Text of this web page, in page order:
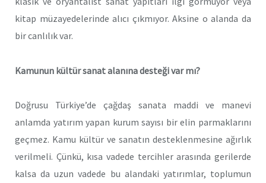
kitap müzayedelerinde alıcı çıkmıyor. Aksine o alanda da
bir canlılık var.
Kamunun kültür sanat alanına desteği var mı?
Doğrusu Türkiye’de çağdaş sanata maddi ve manevi
anlamda yatırım yapan kurum sayısı bir elin parmaklarını
geçmez. Kamu kültür ve sanatın desteklenmesine ağırlık
verilmeli. Çünkü, kısa vadede tercihler arasında gerilerde
kalsa da uzun vadede bu alandaki yatırımlar, toplumun